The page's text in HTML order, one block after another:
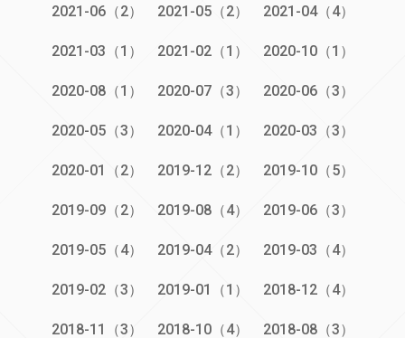
2021-06（2） 2021-05（2） 2021-04（4）
2021-03（1） 2021-02（1） 2020-10（1）
2020-08（1） 2020-07（3） 2020-06（3）
2020-05（3） 2020-04（1） 2020-03（3）
2020-01（2） 2019-12（2） 2019-10（5）
2019-09（2） 2019-08（4） 2019-06（3）
2019-05（4） 2019-04（2） 2019-03（4）
2019-02（3） 2019-01（1） 2018-12（4）
2018-11（3） 2018-10（4） 2018-08（3）